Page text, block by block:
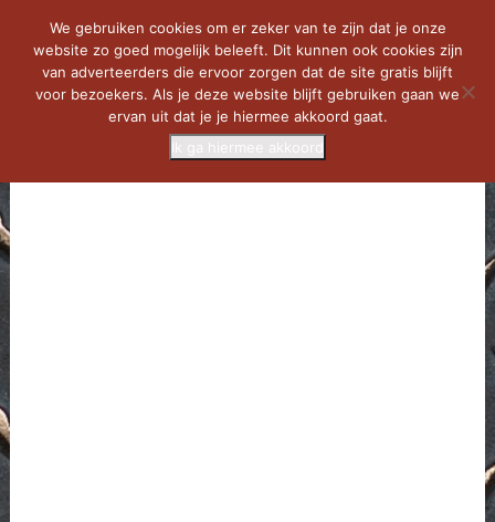
We gebruiken cookies om er zeker van te zijn dat je onze
website zo goed mogelijk beleeft. Dit kunnen ook cookies zijn
van adverteerders die ervoor zorgen dat de site gratis blijft
voor bezoekers. Als je deze website blijft gebruiken gaan we
ervan uit dat je je hiermee akkoord gaat.
Ik ga hiermee akkoord